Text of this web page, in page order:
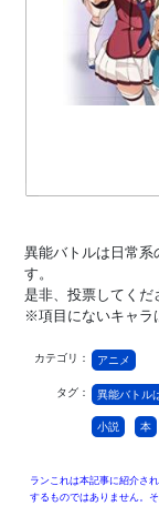
異能バトルは日常
す。
是非、投票してくだ
※項目にないキャラ
カテゴリ： アニメ
タグ： 異能バトル
小説 本
ランこれは本記事に紹介さ
するものではありません。